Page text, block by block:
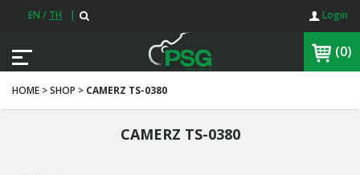
EN / TH | Login
(0)
HOME > SHOP > CAMERZ TS-0380
CAMERZ TS-0380